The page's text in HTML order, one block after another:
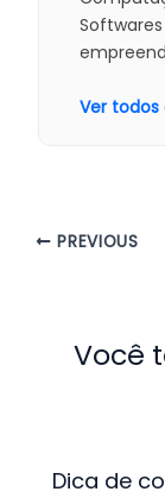
Ver
PREVIOUS
Você
Dica de